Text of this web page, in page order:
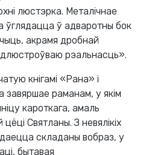
люстэрка. Металічнае
ў адваротны бок
акрамя дробнай
рэальнасць».
кнігамі «Рана» і
завяршае раманам, у якім
кароткага, амаль
Святланы. З невялікіх
складаны вобраз, у
бытавая